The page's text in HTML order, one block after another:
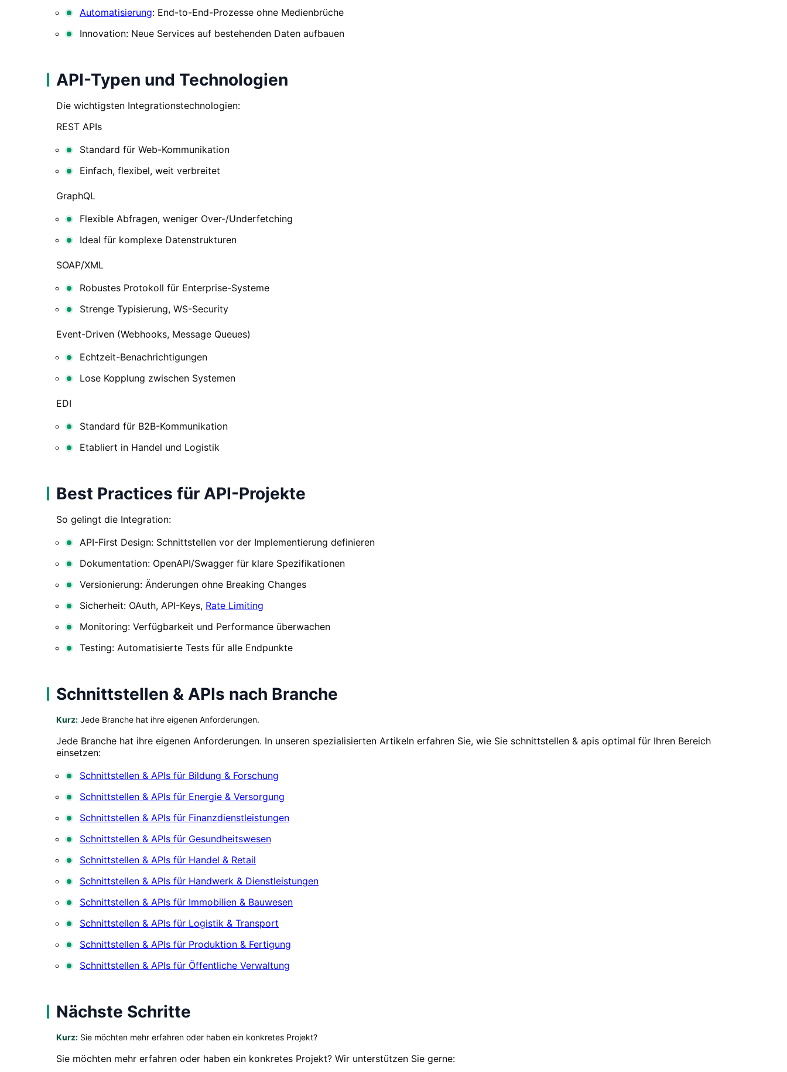
Automatisierung: End-to-End-Prozesse ohne Medienbrüche
Innovation: Neue Services auf bestehenden Daten aufbauen
API-Typen und Technologien
Die wichtigsten Integrationstechnologien:
REST APIs
Standard für Web-Kommunikation
Einfach, flexibel, weit verbreitet
GraphQL
Flexible Abfragen, weniger Over-/Underfetching
Ideal für komplexe Datenstrukturen
SOAP/XML
Robustes Protokoll für Enterprise-Systeme
Strenge Typisierung, WS-Security
Event-Driven (Webhooks, Message Queues)
Echtzeit-Benachrichtigungen
Lose Kopplung zwischen Systemen
EDI
Standard für B2B-Kommunikation
Etabliert in Handel und Logistik
Best Practices für API-Projekte
So gelingt die Integration:
API-First Design: Schnittstellen vor der Implementierung definieren
Dokumentation: OpenAPI/Swagger für klare Spezifikationen
Versionierung: Änderungen ohne Breaking Changes
Sicherheit: OAuth, API-Keys, Rate Limiting
Monitoring: Verfügbarkeit und Performance überwachen
Testing: Automatisierte Tests für alle Endpunkte
Schnittstellen & APIs nach Branche
Kurz: Jede Branche hat ihre eigenen Anforderungen.
Jede Branche hat ihre eigenen Anforderungen. In unseren spezialisierten Artikeln erfahren Sie, wie Sie schnittstellen & apis optimal für Ihren Bereich
einsetzen:
Schnittstellen & APIs für Bildung & Forschung
Schnittstellen & APIs für Energie & Versorgung
Schnittstellen & APIs für Finanzdienstleistungen
Schnittstellen & APIs für Gesundheitswesen
Schnittstellen & APIs für Handel & Retail
Schnittstellen & APIs für Handwerk & Dienstleistungen
Schnittstellen & APIs für Immobilien & Bauwesen
Schnittstellen & APIs für Logistik & Transport
Schnittstellen & APIs für Produktion & Fertigung
Schnittstellen & APIs für Öffentliche Verwaltung
Nächste Schritte
Kurz: Sie möchten mehr erfahren oder haben ein konkretes Projekt?
Sie möchten mehr erfahren oder haben ein konkretes Projekt? Wir unterstützen Sie gerne: